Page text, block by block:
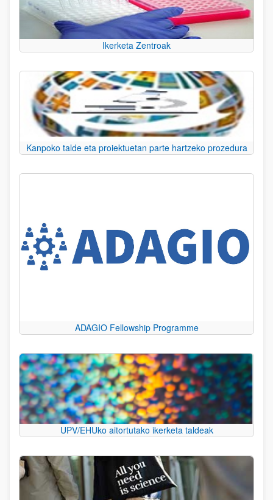
Ikerketa Zentroak
Kanpoko talde eta proiektuetan parte hartzeko prozedura
ADAGIO Fellowship Programme
UPV/EHUko aitortutako ikerketa taldeak